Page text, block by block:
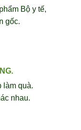
Bộ y tế,
gốc.
làm quà.
nhau.